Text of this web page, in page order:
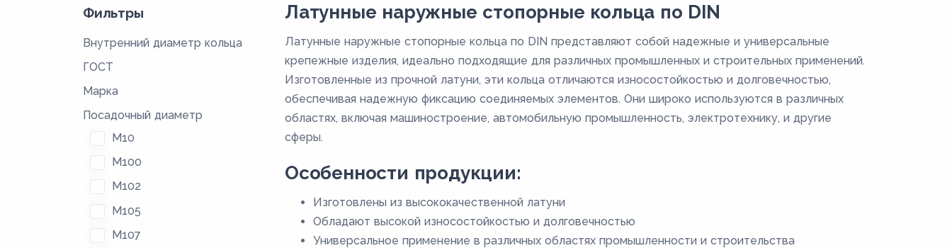
Фильтры
Внутренний диаметр кольца
ГОСТ
Марка
Посадочный диаметр
M10
M100
M102
M105
M107
Латунные наружные стопорные кольца по DIN
Латунные наружные стопорные кольца по DIN представляют собой надежные и универсальные
крепежные изделия, идеально подходящие для различных промышленных и строительных применений.
Изготовленные из прочной латуни, эти кольца отличаются износостойкостью и долговечностью,
обеспечивая надежную фиксацию соединяемых элементов. Они широко используются в различных
областях, включая машиностроение, автомобильную промышленность, электротехнику, и другие
сферы.
Особенности продукции:
Изготовлены из высококачественной латуни
Обладают высокой износостойкостью и долговечностью
Универсальное применение в различных областях промышленности и строительства